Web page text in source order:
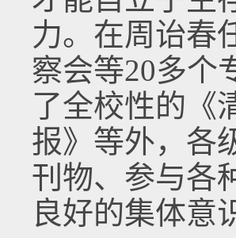
力。在周诒春
察会等20多个
了全校性的《
报》等外，各
刊物、参与各
良好的集体意